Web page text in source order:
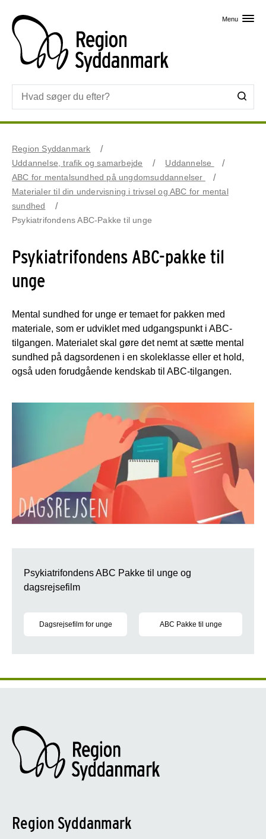
Menu
Region Syddanmark
Uddannelse, trafik og samarbejde
Uddannelse
ABC for mentalsundhed på ungdomsuddannelser
Materialer til din undervisning i trivsel og ABC for mental
sundhed
Psykiatrifondens ABC-Pakke til unge
Psykiatrifondens ABC-pakke til
unge
Mental sundhed for unge er temaet for pakken med
materiale, som er udviklet med udgangspunkt i ABC-
tilgangen. Materialet skal gøre det nemt at sætte mental
sundhed på dagsordenen i en skoleklasse eller et hold,
også uden forudgående kendskab til ABC-tilgangen.
Psykiatrifondens ABC Pakke til unge og
dagsrejsefilm
Dagsrejsefilm for unge ABC Pakke til unge
Region Syddanmark